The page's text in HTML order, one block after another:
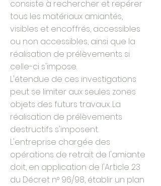
consiste à rechercher et repérer
tous les matériaux amiantés,
visibles et encoffrés, accessibles
ou non accessibles, ainsi que la
réalisation de prélèvements si
celle-ci s'impose.
L'étendue de ces investigations
peut se limiter aux seules zones
objets des futurs travaux. La
réalisation de prélèvements
destructifs s'imposent.
L'entreprise chargée des
opérations de retrait de l'amiante
doit, en application de l'Article 23
du Décret n° 96/98, établir un plan